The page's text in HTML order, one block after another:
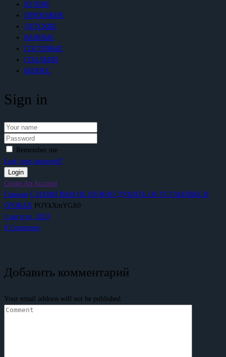
КУХНИ
ПРИХОЖИЕ
ДЕТСКИЕ
ВАННЫЕ
ГОСТИНЫЕ
СПАЛЬНИ
БИЗНЕС
Sign in
Remember me
Lost your password?
Create An Account
Главная С НАМИ ВАМ НЕ НУЖНО ДУМАТЬ ОБ УСТАНОВКЕ И
СРОКАХ POYkXmYGJt0
1 августа, 2023
0 Comments
Добавить комментарий
Your email address will not be published.